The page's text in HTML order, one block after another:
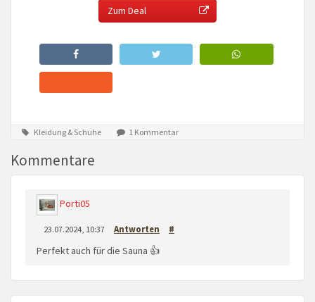
Zum Deal
Kleidung & Schuhe 1 Kommentar
Kommentare
Porti05
23.07.2024, 10:37 Antworten #
Perfekt auch für die Sauna 👍